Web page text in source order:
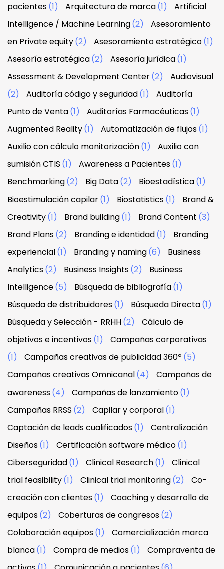
pacientes(1) Arquitectura de marca(1)
Artificial
Intelligence / Machine Learning(2)
Asesoramiento
en Private equity(2) Asesoramiento estratégico(1)
Asesoría estratégica(2) Asesoría jurídica(1)
Assessment & Development Center(2)
Audiovisual
(2)
Auditoría código y seguridad(1)
Auditoría
Punto de Venta(1) Auditorías Farmacéuticas(1)
Augmented Reality(1) Automatización de flujos(1)
Auxilio con cálculo monitorización(1)
Auxilio con
sumisión CTIS (1) Awareness a Pacientes(1)
Benchmarking(2) Big Data(2) Bioestadística(1)
Bioestimulación capilar(1) Biostatistics(1)
Brand &
Creativity(1) Brand building(1) Brand Content (3)
Brand Plans(2) Branding e identidad(1)
Branding
experiencial(1) Branding y naming(6)
Business
Analytics(2) Business Insights(2)
Business
Intelligence(5) Búsqueda de bibliografía(1)
Búsqueda de distribuidores(1) Búsqueda Directa(1)
Búsqueda y Selección - RRHH(2)
Cálculo de
objetivos e incentivos(1)
Campañas corporativas
(1)
Campañas creativas de publicidad 360º (5)
Campañas creativas Omnicanal(4)
Campañas de
awareness(4) Campañas de lanzamiento(1)
Campañas RRSS (2) Capilar y corporal(1)
Captación de leads cualificados(1)
Centralización
Diseños(1) Certificación software médico(1)
Ciberseguridad(1) Clinical Research(1)
Clinical
trial feasibility(1) Clinical trial monitoring(2)
Co-
creación con clientes(1)
Coaching y desarrollo de
equipos(2) Coberturas de congresos(2)
Colaboración equipos(1)
Comercialización marca
blanca(1) Compra de medios(1)
Compraventa de